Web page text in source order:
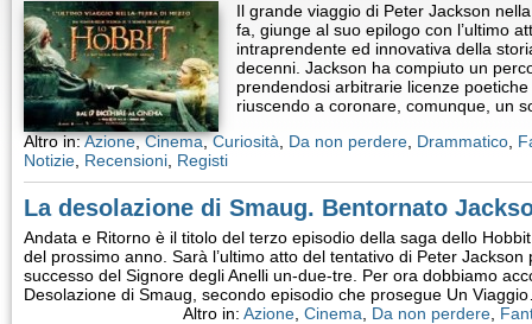
Il grande viaggio di Peter Jackson
fa, giunge al suo epilogo con l’ultimo
intraprendente ed innovativa della
decenni. Jackson ha compiuto un
prendendosi arbitrarie licenze
riuscendo a coronare, comunque, un
Altro in:Azione,Cinema,Curiosità Da non perdere Drammatico
Notizie Recensioni Registi
La desolazione di Smaug. Bentornato
Andata e Ritorno è il titolo del terzo episodio della saga dello
del prossimo anno. Sarà l’ultimo atto del tentativo di Peter
successo del Signore degli Anelli un-due-tre. Per ora dobbiamo
Desolazione di Smaug, secondo episodio che prosegue Un
Altro in: Azione Cinema Da non perdere